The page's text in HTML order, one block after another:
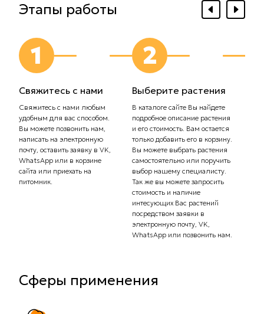
Этапы работы
1
Свяжитесь с нами
Свяжитесь с нами любым
удобным для вас способом.
Вы можете позвонить нам,
написать на электронную
почту, оставить заявку в VK,
WhatsApp или в корзине
сайта или приехать на
питомник.
2
Выберите растения
В каталоге сайте Вы найдете
подробное описание растения
и его стоимость. Вам остается
только добавить его в корзину.
Вы можете выбрать растения
самостоятельно или поручить
выбор нашему специалисту.
Так же вы можете запросить
стоимость и наличие
интесующих Вас растений
посредством заявки в
электронную почту, VK,
WhatsApp или позвонить нам.
Сферы применения